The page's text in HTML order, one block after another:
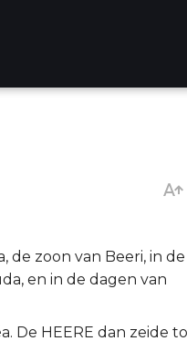
de zoon van Beeri, in
en in de dagen van
De HEERE dan zeide